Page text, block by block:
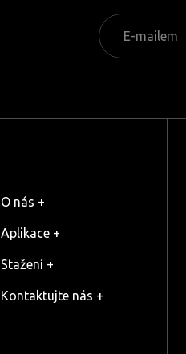
O nás +
Aplikace +
Stažení +
Kontaktujte nás +